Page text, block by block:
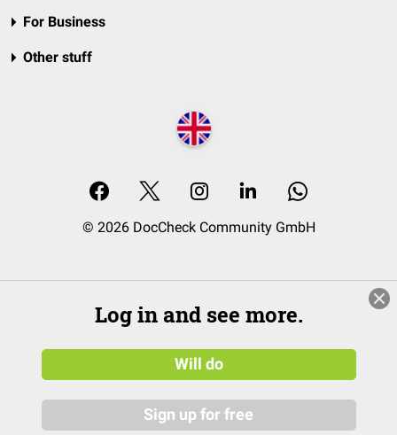
For Business
Other stuff
© 2026 DocCheck Community GmbH
Log in and see more.
Will do
Sign up for free